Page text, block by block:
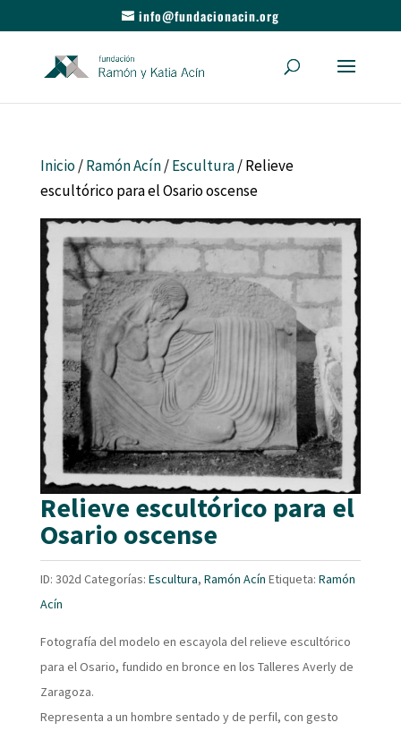
info@fundacionacin.org
Inicio/Ramón Acín/Escultura/ Relieve
escultórico para el Osario oscense
Relieve escultórico para el
Osario oscense
ID: 302d Categorías: Escultura, Ramón Acín Etiqueta: Ramón
Acín
Fotografía del modelo en escayola del relieve escultórico
para el Osario, fundido en bronce en los Talleres Averly de
Zaragoza.
Representa a un hombre sentado y de perfil, con gesto